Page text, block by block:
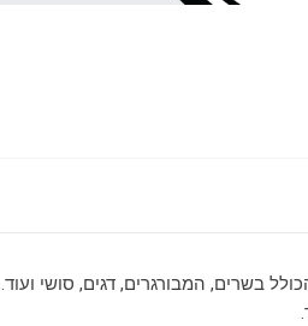
בשרים, המבורגרים, דגים, סושי ועוד.